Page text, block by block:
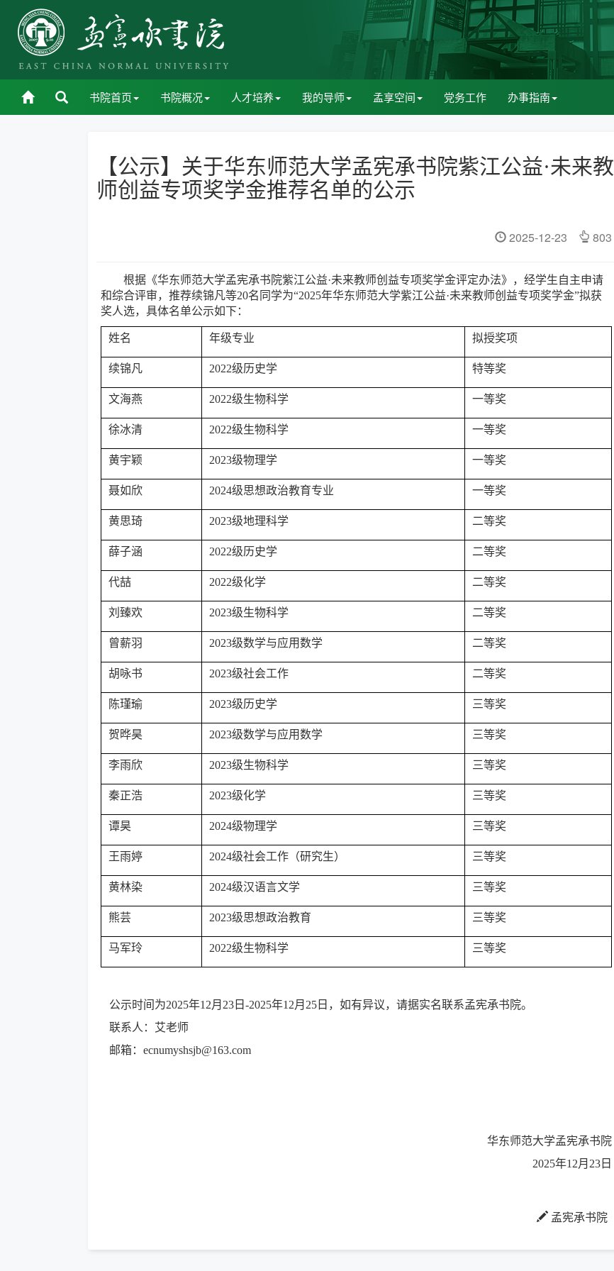
书院首页 书院概况 人才培养 我的导师 孟享空间 党务工作 办事指南
【公示】关于华东师范大学孟宪承书院紫江公益·未来教
师创益专项奖学金推荐名单的公示
2025-12-23 803
根据《华东师范大学孟宪承书院紫江公益·未来教师创益专项奖学金评定办法》，经学生自主申请
和综合评审，推荐续锦凡等20名同学为“2025年华东师范大学紫江公益·未来教师创益专项奖学金”拟获
奖人选，具体名单公示如下：
姓名 年级专业 拟授奖项
续锦凡 2022级历史学 特等奖
文海燕 2022级生物科学 一等奖
徐冰清 2022级生物科学 一等奖
黄宇颖 2023级物理学 一等奖
聂如欣 2024级思想政治教育专业 一等奖
黄思琦 2023级地理科学 二等奖
薛子涵 2022级历史学 二等奖
代喆 2022级化学 二等奖
刘臻欢 2023级生物科学 二等奖
曾薪羽 2023级数学与应用数学 二等奖
胡咏书 2023级社会工作 二等奖
陈瑾瑜 2023级历史学 三等奖
贺晔昊 2023级数学与应用数学 三等奖
李雨欣 2023级生物科学 三等奖
秦正浩 2023级化学 三等奖
谭昊 2024级物理学 三等奖
王雨婷 2024级社会工作（研究生） 三等奖
黄林染 2024级汉语言文学 三等奖
熊芸 2023级思想政治教育 三等奖
马军玲 2022级生物科学 三等奖
公示时间为2025年12月23日-2025年12月25日，如有异议，请据实名联系孟宪承书院。
联系人：艾老师
邮箱：ecnumyshsjb@163.com
华东师范大学孟宪承书院
2025年12月23日
孟宪承书院